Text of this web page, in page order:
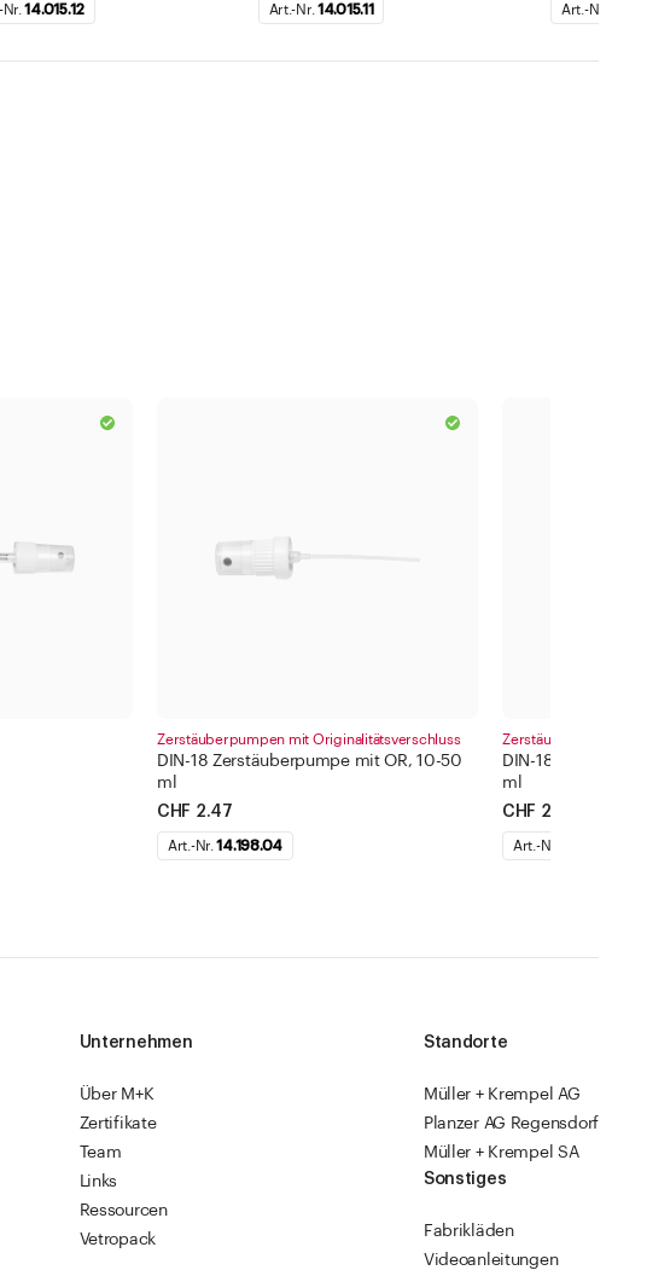
Nr.14.015.12 Art.-Nr. 14.015.11 Art.-Nr.
Zerstäuberpumpen mit Originalitätsverschluss
DIN-18 Zerstäuberpumpe mit OR, 10-50
ml
CHF 2.47
Art.-Nr.14.198.04
Zerstäuberpumpen
DIN-18
ml
CHF 2.47
Art.-Nr.
Unternehmen
Über M+K
Zertifikate
Team
Links
Ressourcen
Vetropack
Standorte
Müller + Krempel AG
Planzer AG Regensdorf
Müller + Krempel SA
Sonstiges
Fabrikläden
Videoanleitungen